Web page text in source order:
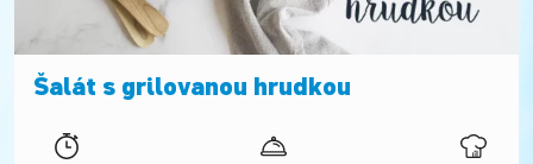
Šalát s grilovanou hrudkou